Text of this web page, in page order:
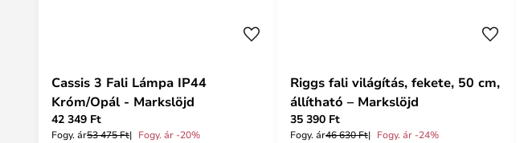
Cassis 3 Fali Lámpa IP44
Króm/Opál - Markslöjd
42 349 Ft
Fogy. ár53 475 Ft Fogy. ár -20%
Riggs fali világítás, fekete, 50 cm,
állítható – Markslöjd
35 390 Ft
Fogy. ár46 630 Ft Fogy. ár -24%